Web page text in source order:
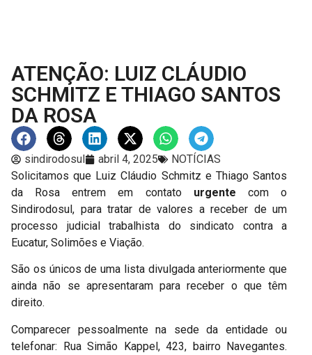
ATENÇÃO: LUIZ CLÁUDIO
SCHMITZ E THIAGO SANTOS
DA ROSA
sindirodosul abril 4, 2025
NOTÍCIAS
Solicitamos que Luiz Cláudio Schmitz e Thiago Santos
da Rosa entrem em contato urgente com o
Sindirodosul, para tratar de valores a receber de um
processo judicial trabalhista do sindicato contra a
Eucatur, Solimões e Viação.
São os únicos de uma lista divulgada anteriormente que
ainda não se apresentaram para receber o que têm
direito.
Comparecer pessoalmente na sede da entidade ou
telefonar: Rua Simão Kappel, 423, bairro Navegantes.